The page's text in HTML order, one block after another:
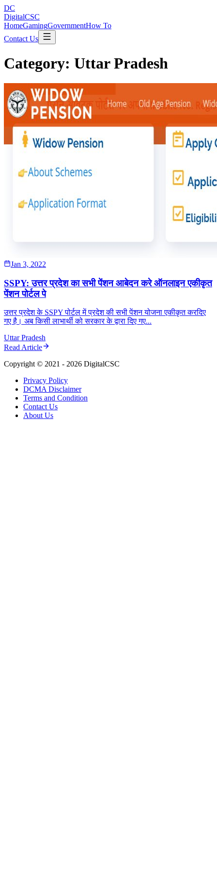
DC
DigitalCSC
HomeGamingGovernmentHow To
Contact Us
Category: Uttar Pradesh
Jan 3, 2022
SSPY: उत्तर प्रदेश का सभी पेंशन आबेदन करे ऑनलाइन एकीकृत
पेंशन पोर्टल पे
उत्तर प्रदेश के SSPY पोर्टल में प्रदेश की सभी पेंशन योजना एकीकृत करदिए
गए है। अब किसी लाभार्थी को सरकार के द्वारा दिए गए...
Uttar Pradesh
Read Article
Copyright © 2021 - 2026 DigitalCSC
Privacy Policy
DCMA Disclaimer
Terms and Condition
Contact Us
About Us